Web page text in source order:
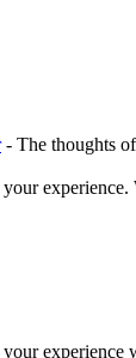
- The thoughts
experience